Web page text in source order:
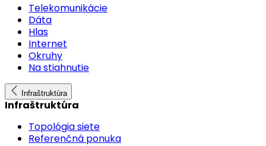
Telekomunikácie
Dáta
Hlas
Internet
Okruhy
Na stiahnutie
Infraštruktúra
Infraštruktúra
Topológia siete
Referenčná ponuka